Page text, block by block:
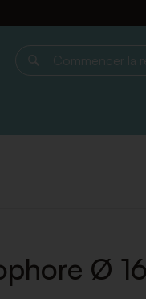
Commencer la
Ø